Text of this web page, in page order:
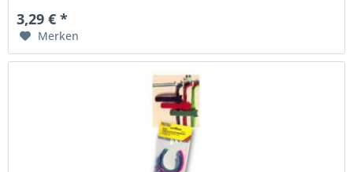
3,29 € *
Merken